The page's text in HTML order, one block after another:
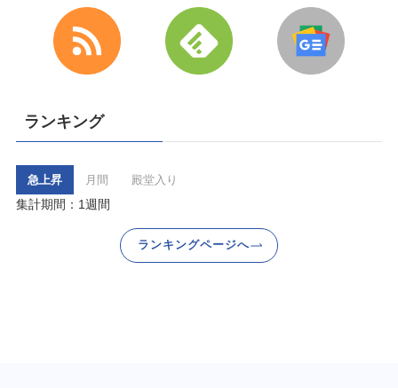
ランキング
急上昇 月間 殿堂入り
集計期間：1週間
ランキングページへ